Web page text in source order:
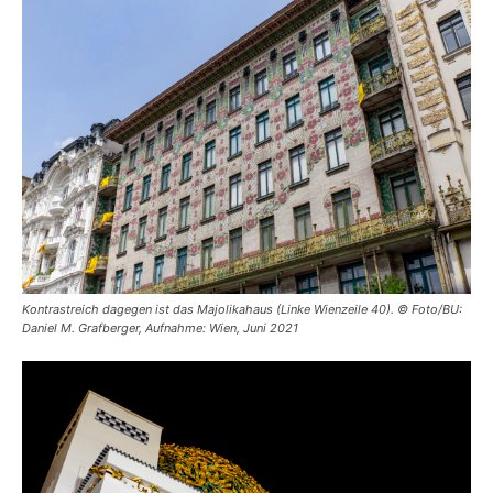
Kontrastreich dagegen ist das Majolikahaus (Linke Wienzeile 40). © Foto/BU:
Daniel M. Grafberger, Aufnahme: Wien, Juni 2021